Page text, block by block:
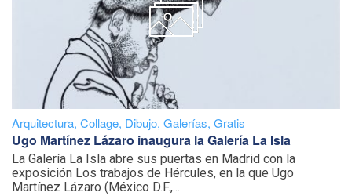
Arquitectura, Collage, Dibujo, Galerías, Gratis
Ugo Martínez Lázaro inaugura la Galería La Isla
La Galería La Isla abre sus puertas en Madrid con la
exposición Los trabajos de Hércules, en la que Ugo
Martínez Lázaro (México D.F.,...